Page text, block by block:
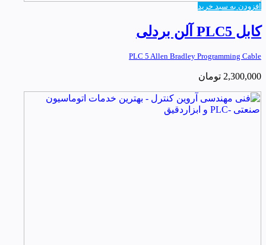
افزودن به سبد خرید
کابل PLC5 آلن بردلی
PLC 5 Allen Bradley Programming Cable
2,300,000 تومان